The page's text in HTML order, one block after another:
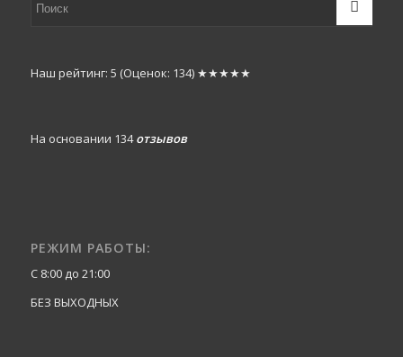
Наш рейтинг: 5 (Оценок: 134)★★★★★
На основании 134отзывов
РЕЖИМ РАБОТЫ:
С 8:00 до 21:00
БЕЗ ВЫХОДНЫХ